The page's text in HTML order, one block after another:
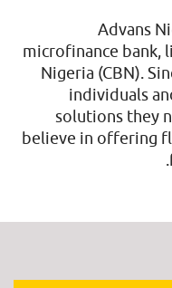
Advans
microfinance bank,
Nigeria (CBN).
individuals
solutions they
believe in offering